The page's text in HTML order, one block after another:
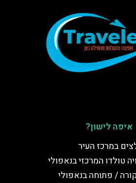
איפה לישון?
במרכז העיר
טולדו המרכזי בנאפולי
/ פתוחה בנאפולי